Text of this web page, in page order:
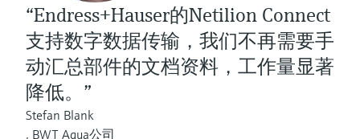
“Endress+Hauser的Netilion Connect
支持数字数据传输，我们不再需要手
动汇总部件的文档资料，工作量显著
降低。”
Stefan Blank
, BWT Aqua公司